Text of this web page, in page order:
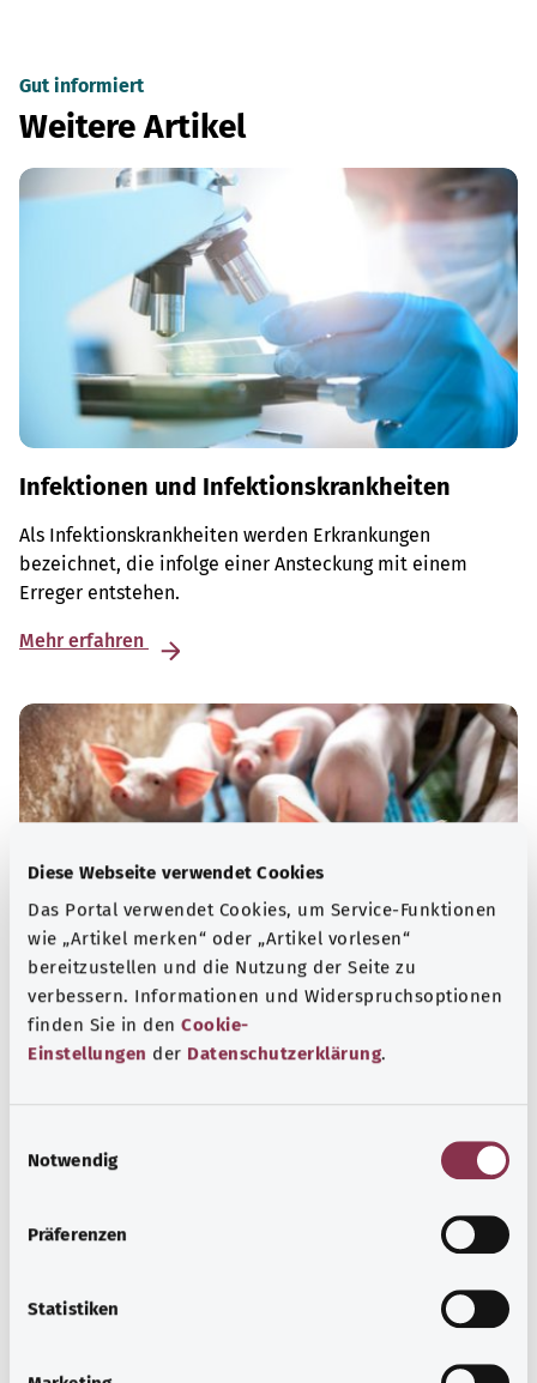
Diese Webseite verwendet Cookies
Das Portal verwendet Cookies, um Service-Funktionen
wie „Artikel merken“ oder „Artikel vorlesen“
bereitzustellen und die Nutzung der Seite zu
verbessern. Informationen und Widerspruchsoptionen
finden Sie in den Cookie-
Einstellungen der Datenschutzerklärung.
Notwendig
Präferenzen
Statistiken
Gut informiert
Weitere Artikel
Infektionen und Infektionskrankheiten
Als Infektionskrankheiten werden Erkrankungen
bezeichnet, die infolge einer Ansteckung mit einem
Erreger entstehen.
Mehr erfahren
Zoonosen: Wenn sich Menschen und Tiere
gegenseitig anstecken
Zoonosen sind Infektionskrankheiten, die zwischen
Bekannte Beispiele sind Tollwut und Borreliose.